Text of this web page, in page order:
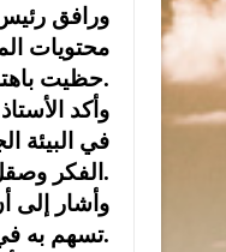
ورافق
محتويات
حظيت باهتمام الطلبة والزوار.
وأكد
في البيئة
الفكر وصقل شخصية الشباب.
وأشار إلى
تسهم به في توسيع آفاق الطلبة وتحفيزهم على القراءة والإبداع.